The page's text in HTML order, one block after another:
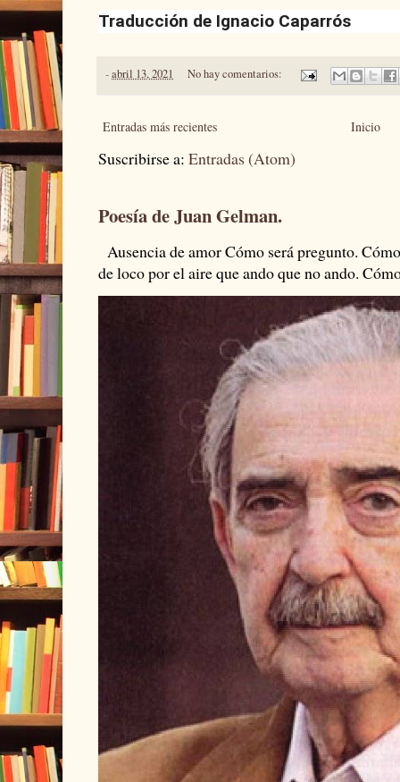
Traducción de Ignacio Caparrós
-abril 13, 2021 No hay comentarios:
Entradas más recientes Inicio
Suscribirse a: Entradas (Atom)
Poesía de Juan Gelman.
Ausencia de amor Cómo será pregunto.
de loco por el aire que ando que no ando.